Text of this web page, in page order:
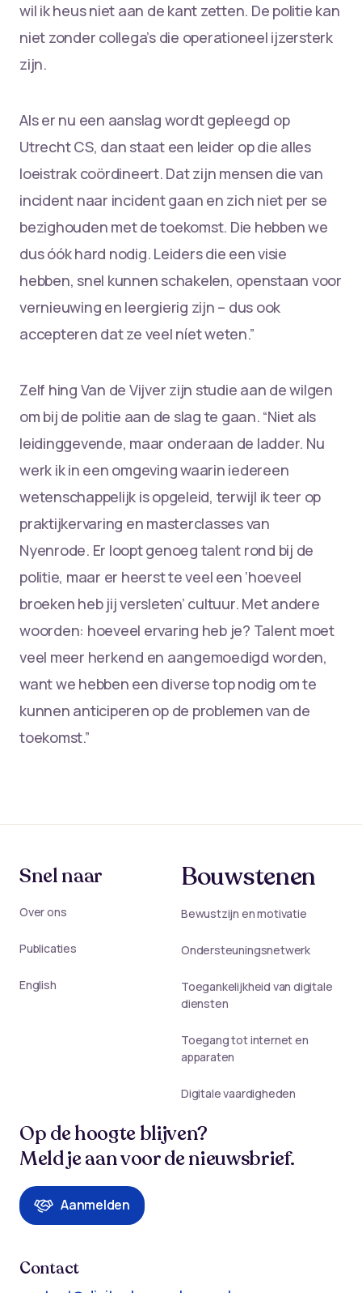
wil ik heus niet aan de kant zetten. De politie kan
niet zonder collega’s die operationeel ijzersterk
zijn.
Als er nu een aanslag wordt gepleegd op
Utrecht CS, dan staat een leider op die alles
loeistrak coördineert. Dat zijn mensen die van
incident naar incident gaan en zich niet per se
bezighouden met de toekomst. Die hebben we
dus óók hard nodig. Leiders die een visie
hebben, snel kunnen schakelen, openstaan voor
vernieuwing en leergierig zijn – dus ook
accepteren dat ze veel níet weten.”
Zelf hing Van de Vijver zijn studie aan de wilgen
om bij de politie aan de slag te gaan. “Niet als
leidinggevende, maar onderaan de ladder. Nu
werk ik in een omgeving waarin iedereen
wetenschappelijk is opgeleid, terwijl ik teer op
praktijkervaring en masterclasses van
Nyenrode. Er loopt genoeg talent rond bij de
politie, maar er heerst te veel een ‘hoeveel
broeken heb jij versleten’ cultuur. Met andere
woorden: hoeveel ervaring heb je? Talent moet
veel meer herkend en aangemoedigd worden,
want we hebben een diverse top nodig om te
kunnen anticiperen op de problemen van de
toekomst.”
Snel naar
Over ons
Publicaties
English
Bouwstenen
Bewustzijn en motivatie
Ondersteuningsnetwerk
Toegankelijkheid van digitale
diensten
Toegang tot internet en
apparaten
Digitale vaardigheden
Op de hoogte blijven?
Meld je aan voor de nieuwsbrief.
Aanmelden
Contact